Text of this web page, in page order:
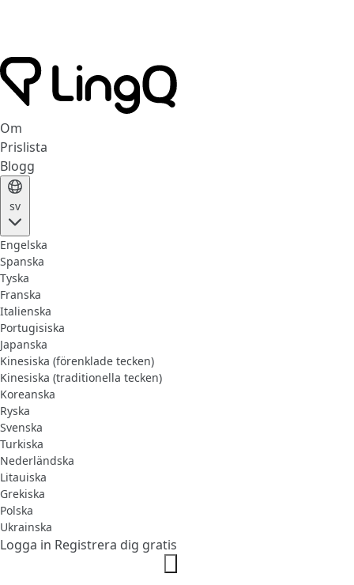
Om
Prislista
Blogg
sv
Engelska
Spanska
Tyska
Franska
Italienska
Portugisiska
Japanska
Kinesiska (förenklade tecken)
Kinesiska (traditionella tecken)
Koreanska
Ryska
Svenska
Turkiska
Nederländska
Litauiska
Grekiska
Polska
Ukrainska
Logga in Registrera dig gratis